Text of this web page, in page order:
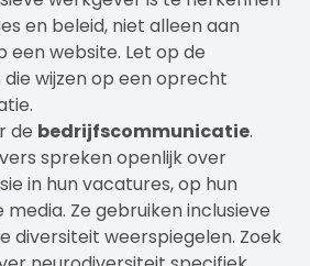
en beleid, niet alleen aan
een website. Let op de
wijzen op een oprecht
de bedrijfscommunicatie.
spreken openlijk over
in hun vacatures, op hun
Ze gebruiken inclusieve
diversiteit weerspiegelen. Zoek